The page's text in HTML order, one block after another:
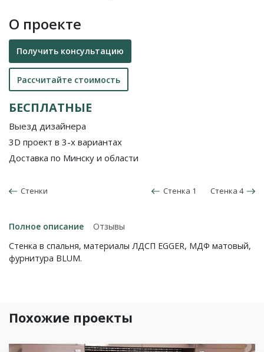
О проекте
Получить консультацию
Рассчитайте стоимость
БЕСПЛАТНЫЕ
Выезд дизайнера
3D проект в 3-х вариантах
Доставка по Минску и области
Стенки Стенка 1 Стенка 4
Полное описание
Отзывы
Стенка в спальня, материалы ЛДСП EGGER, МДФ матовый,
фурнитура BLUM.
Похожие проекты